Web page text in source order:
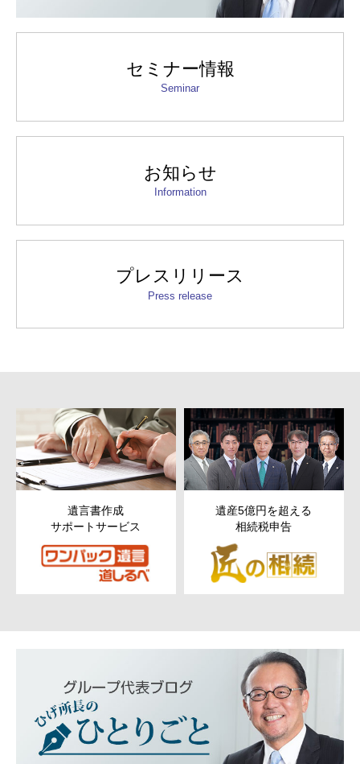
セミナー情報
Seminar
お知らせ
Information
プレスリリース
Press release
遺産5億円を超える
相続税申告
次世代以降まで残す
ための財産管理